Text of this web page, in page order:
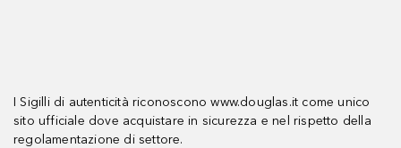
I Sigilli di autenticità riconoscono www.douglas.it come unico
sito ufficiale dove acquistare in sicurezza e nel rispetto della
regolamentazione di settore.